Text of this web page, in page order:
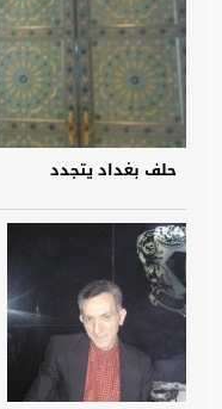
حلف بغداد يتجدد